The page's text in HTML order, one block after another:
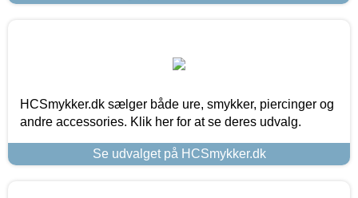
HCSmykker.dk sælger både ure, smykker, piercinger og
andre accessories. Klik her for at se deres udvalg.
Se udvalget på HCSmykker.dk